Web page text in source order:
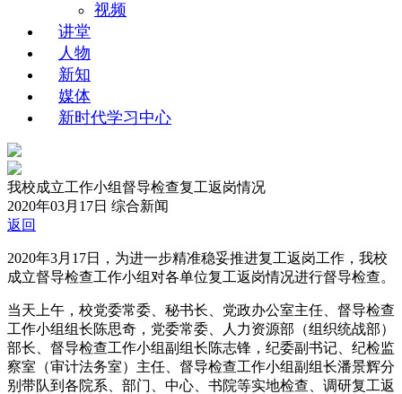
视频
讲堂
人物
新知
媒体
新时代学习中心
我校成立工作小组督导检查复工返岗情况
2020年03月17日 综合新闻
返回
2020年3月17日，为进一步精准稳妥推进复工返岗工作，我校
成立督导检查工作小组对各单位复工返岗情况进行督导检查。
当天上午，校党委常委、秘书长、党政办公室主任、督导检查
工作小组组长陈思奇，党委常委、人力资源部（组织统战部）
部长、督导检查工作小组副组长陈志锋，纪委副书记、纪检监
察室（审计法务室）主任、督导检查工作小组副组长潘景辉分
别带队到各院系、部门、中心、书院等实地检查、调研复工返